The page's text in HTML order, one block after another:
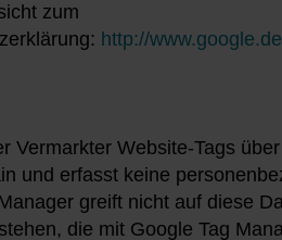
zum
http://
Vermarkter Website-Tags
und erfasst keine
greift nicht auf diese
die mit Google Tag